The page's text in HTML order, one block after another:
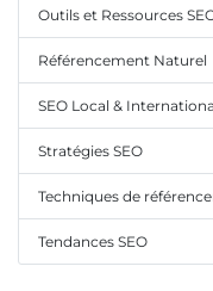
Outils et Ressources
Référencement Naturel
SEO Local &
Stratégies SEO
Techniques de
Tendances SEO